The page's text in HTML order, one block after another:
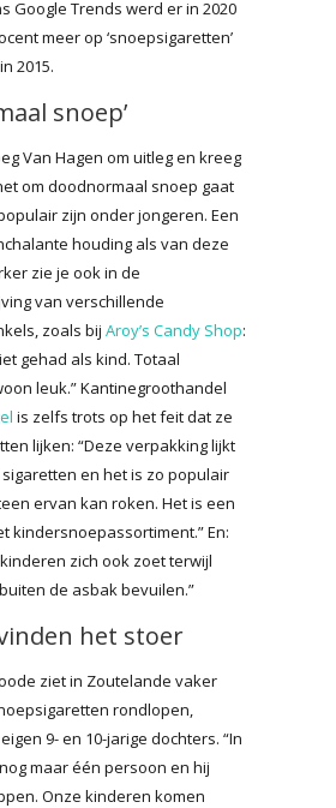
Google Trends werd er in 2020
meer op ‘snoepsigaretten’
2015.
snoep’
Van Hagen om uitleg en kreeg
om doodnormaal snoep gaat
zijn onder jongeren. Een
houding als van deze
zie je ook in de
van verschillende
zoals bij Aroy’s Candy Shop:
gehad als kind. Totaal
leuk.” Kantinegroothandel
is zelfs trots op het feit dat ze
lijken: “Deze verpakking lijkt
en het is zo populair
ervan kan roken. Het is een
kindersnoepassortiment.” En:
zich ook zoet terwijl
de asbak bevuilen.”
het stoer
ziet in Zoutelande vaker
rondlopen,
9- en 10-jarige dochters. “In
maar één persoon en hij
Onze kinderen komen